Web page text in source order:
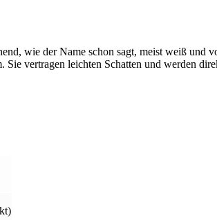
wie der Name schon sagt, meist weiß und
vertragen leichten Schatten und werden